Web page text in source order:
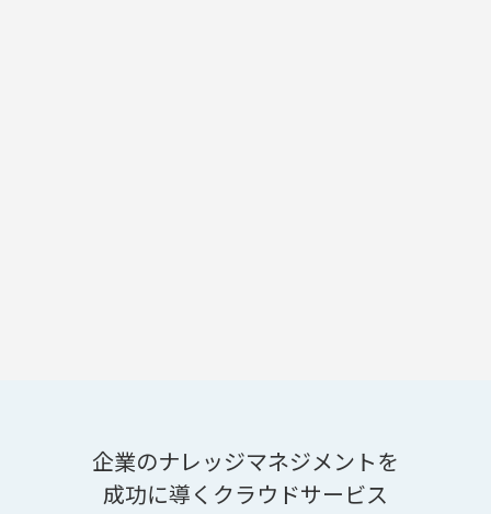
企業のナレッジマネジメントを
成功に導くクラウドサービス